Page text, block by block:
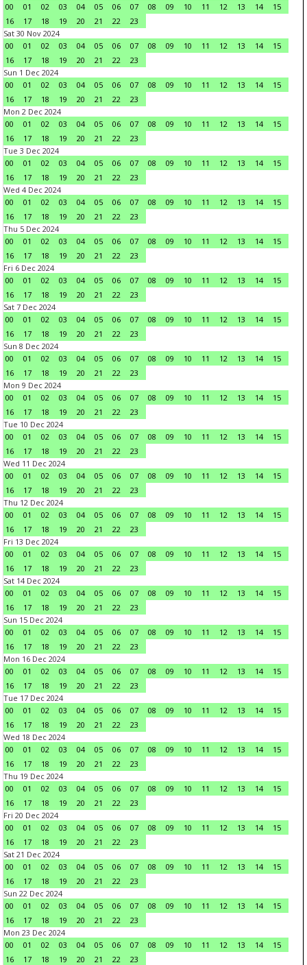
00
01 02 03 04 05 06 07 08 09 10 11 12 13 14
15
16
17 18 19 20 21 22
23
Sat 30 Nov 2024
00
01 02 03 04 05 06 07 08 09 10 11 12 13 14
15
16
17 18 19 20 21 22
23
Sun 1 Dec 2024
00
01 02 03 04 05 06 07 08 09 10 11 12 13 14
15
16
17 18 19 20 21 22
23
Mon 2 Dec 2024
00
01 02 03 04 05 06 07 08 09 10 11 12 13 14
15
16
17 18 19 20 21 22
23
Tue 3 Dec 2024
00
01 02 03 04 05 06 07 08 09 10 11 12 13 14
15
16
17 18 19 20 21 22
23
Wed 4 Dec 2024
00
01 02 03 04 05 06 07 08 09 10 11 12 13 14
15
16
17 18 19 20 21 22
23
Thu 5 Dec 2024
00
01 02 03 04 05 06 07 08 09 10 11 12 13 14
15
16
17 18 19 20 21 22
23
Fri 6 Dec 2024
00
01 02 03 04 05 06 07 08 09 10 11 12 13 14
15
16
17 18 19 20 21 22
23
Sat 7 Dec 2024
00
01 02 03 04 05 06 07 08 09 10 11 12 13 14
15
16
17 18 19 20 21 22
23
Sun 8 Dec 2024
00
01 02 03 04 05 06 07 08 09 10 11 12 13 14
15
16
17 18 19 20 21 22
23
Mon 9 Dec 2024
00
01 02 03 04 05 06 07 08 09 10 11 12 13 14
15
16
17 18 19 20 21 22
23
Tue 10 Dec 2024
00
01 02 03 04 05 06 07 08 09 10 11 12 13 14
15
16
17 18 19 20 21 22
23
Wed 11 Dec 2024
00
01 02 03 04 05 06 07 08 09 10 11 12 13 14
15
16
17 18 19 20 21 22
23
Thu 12 Dec 2024
00
01 02 03 04 05 06 07 08 09 10 11 12 13 14
15
16
17 18 19 20 21 22
23
Fri 13 Dec 2024
00
01 02 03 04 05 06 07 08 09 10 11 12 13 14
15
16
17 18 19 20 21 22
23
Sat 14 Dec 2024
00
01 02 03 04 05 06 07 08 09 10 11 12 13 14
15
16
17 18 19 20 21 22
23
Sun 15 Dec 2024
00
01 02 03 04 05 06 07 08 09 10 11 12 13 14
15
16
17 18 19 20 21 22
23
Mon 16 Dec 2024
00
01 02 03 04 05 06 07 08 09 10 11 12 13 14
15
16
17 18 19 20 21 22
23
Tue 17 Dec 2024
00
01 02 03 04 05 06 07 08 09 10 11 12 13 14
15
16
17 18 19 20 21 22
23
Wed 18 Dec 2024
00
01 02 03 04 05 06 07 08 09 10 11 12 13 14
15
16
17 18 19 20 21 22
23
Thu 19 Dec 2024
00
01 02 03 04 05 06 07 08 09 10 11 12 13 14
15
16
17 18 19 20 21 22
23
Fri 20 Dec 2024
00
01 02 03 04 05 06 07 08 09 10 11 12 13 14
15
16
17 18 19 20 21 22
23
Sat 21 Dec 2024
00
01 02 03 04 05 06 07 08 09 10 11 12 13 14
15
16
17 18 19 20 21 22
23
Sun 22 Dec 2024
00
01 02 03 04 05 06 07 08 09 10 11 12 13 14
15
16
17 18 19 20 21 22
23
Mon 23 Dec 2024
00
01 02 03 04 05 06 07 08 09 10 11 12 13 14
15
16
17 18 19 20 21 22 23